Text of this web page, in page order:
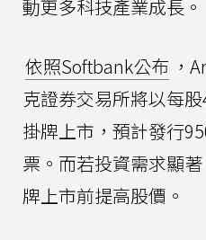
動更多科技產業成長。
依照Softbank公布 ，
克證券交易所將以每
掛牌上市，預計發行
票。而若投資需求顯
牌上市前提高股價。